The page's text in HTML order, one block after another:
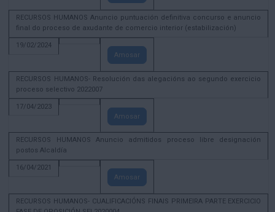
RECURSOS HUMANOS Anuncio puntuación definitiva concurso e anuncio
final do proceso de axudante de comercio interior (estabilización)
19/02/2024
Amosar
RECURSOS HUMANOS- Resolución das alegacións ao segundo exercicio
proceso selectivo 2022007
17/04/2023
Amosar
RECURSOS HUMANOS Anuncio admitidos proceso libre designación
postos Alcaldía
16/04/2021
Amosar
RECURSOS HUMANOS- CUALIFICACIÓNS FINAIS PRIMEIRA PARTE EXERCICIO